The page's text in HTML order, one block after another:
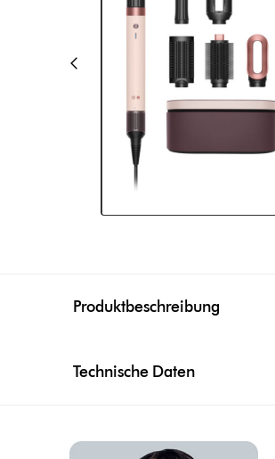
Produktbeschreibung
Technische Daten